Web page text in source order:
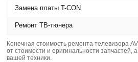
Замена платы T-CON
Ремонт ТВ-тюнера
Конечная стоимость ремонта телевизора
от стоимости и оригинальности запчастей,
вашей техники.